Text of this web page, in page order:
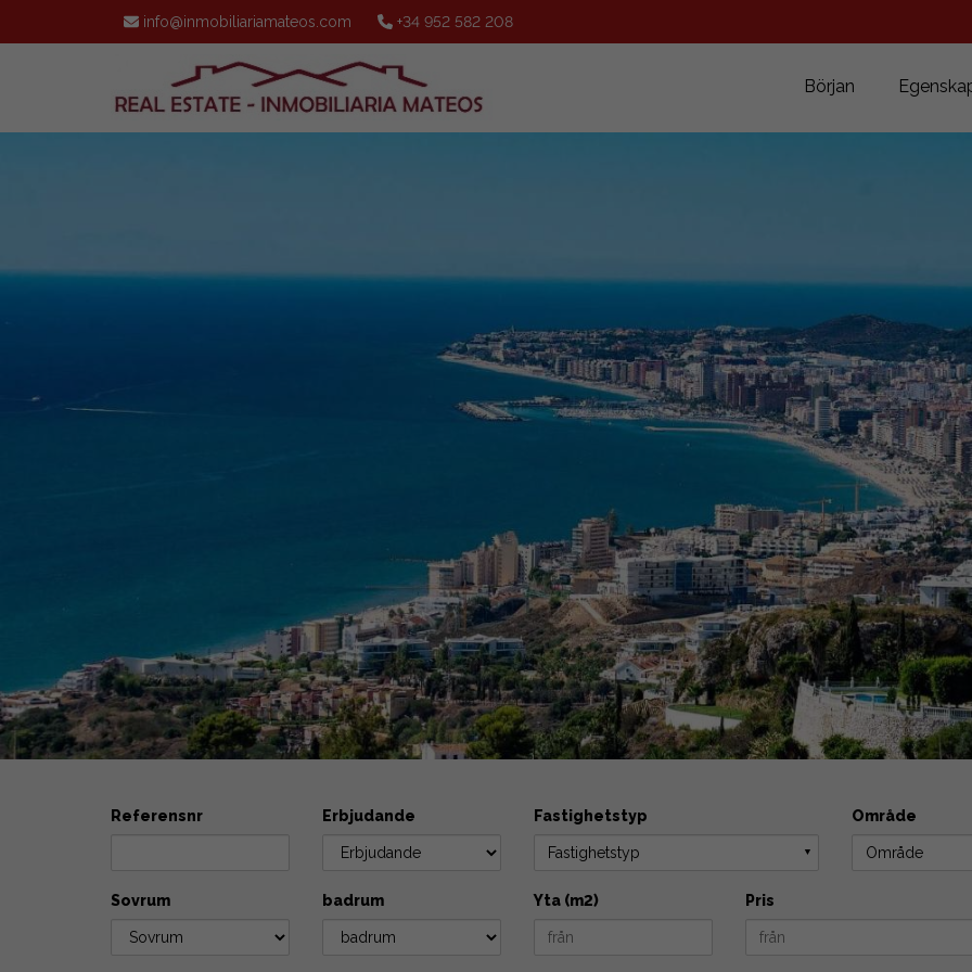
info@inmobiliariamateos.com +34 952 582 208
Början
Referensnr Erbjudande Fastighetstyp
Fastighetstyp ▼
Område
Område
Sovrum badrum Yta (m2) Pris